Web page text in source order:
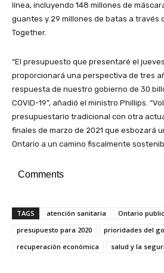
línea, incluyendo 148 millones de
guantes y 29 millones de batas a través
Together.
“El presupuesto que presentaré el
proporcionará una perspectiva de tres
respuesta de nuestro gobierno de 30
COVID-19”, añadió el ministro Phillips.
presupuestario tradicional con otra
finales de marzo de 2021 que esbozará
Ontario a un camino fiscalmente
Comments
TAGS atención sanitaria
Ontario
presupuesto para 2020
prioridades del
recuperación económica
salud y la